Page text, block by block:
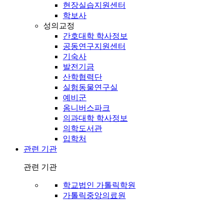
현장실습지원센터
학보사
성의교정
간호대학 학사정보
공동연구지원센터
기숙사
발전기금
산학협력단
실험동물연구실
예비군
옴니버스파크
의과대학 학사정보
의학도서관
입학처
관련 기관
관련 기관
학교법인 가톨릭학원
가톨릭중앙의료원